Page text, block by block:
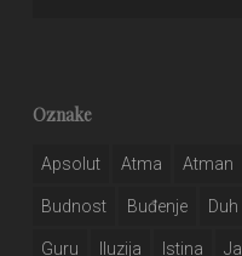
Oznake
Apsolut Atma Atman
Budnost Buđenje Duh
Guru Iluzija Istina Ja